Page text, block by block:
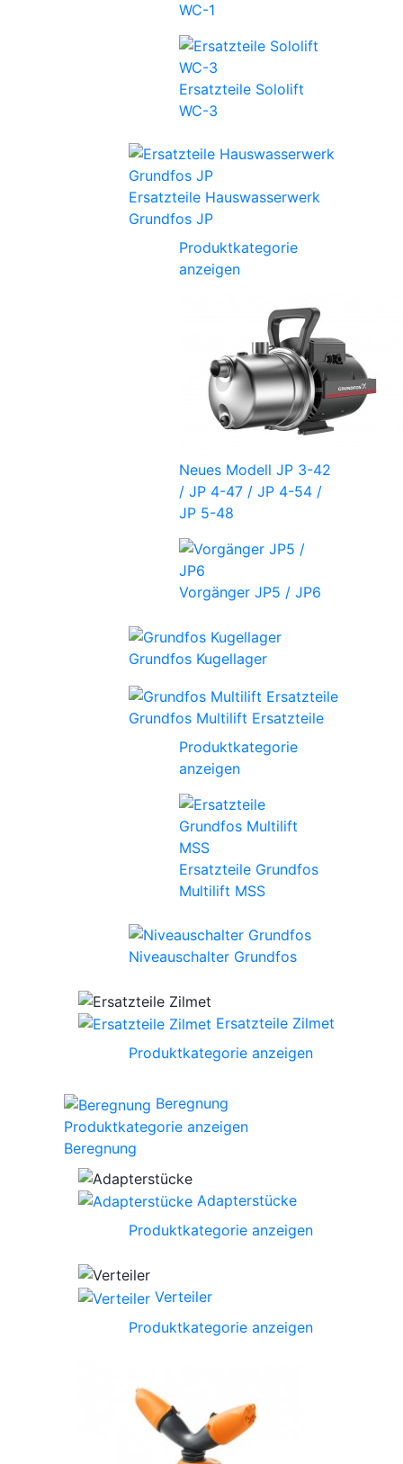
WC-1
Ersatzteile Sololift
WC-3
Ersatzteile Hauswasserwerk
Grundfos JP
Produktkategorie
anzeigen
Neues Modell JP 3-42
/ JP 4-47 / JP 4-54 /
JP 5-48
Vorgänger JP5 / JP6
Grundfos Kugellager
Grundfos Multilift Ersatzteile
Produktkategorie
anzeigen
Ersatzteile Grundfos
Multilift MSS
Niveauschalter Grundfos
Ersatzteile Zilmet
Produktkategorie anzeigen
Beregnung
Produktkategorie anzeigen
Beregnung
Adapterstücke
Produktkategorie anzeigen
Verteiler
Produktkategorie anzeigen